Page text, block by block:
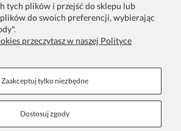
Blog
Zainspiruj się
Kontakt
tych plików i przejść do sklepu lub
do swoich preferencji, wybierając
przeczytasz w naszej Polityce
Zaakceptuj tylko niezbędne
Dostosuj zgody